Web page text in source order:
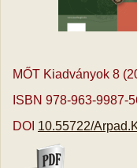
MŐT Kiadványok 8
ISBN 978-963-9987-
DOI 10.55722/